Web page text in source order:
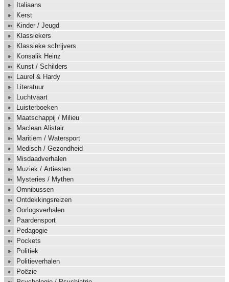
Italiaans
Kerst
Kinder / Jeugd
Klassiekers
Klassieke schrijvers
Konsalik Heinz
Kunst / Schilders
Laurel & Hardy
Literatuur
Luchtvaart
Luisterboeken
Maatschappij / Milieu
Maclean Alistair
Maritiem / Watersport
Medisch / Gezondheid
Misdaadverhalen
Muziek / Artiesten
Mysteries / Mythen
Omnibussen
Ontdekkingsreizen
Oorlogsverhalen
Paardensport
Pedagogie
Pockets
Politiek
Politieverhalen
Poëzie